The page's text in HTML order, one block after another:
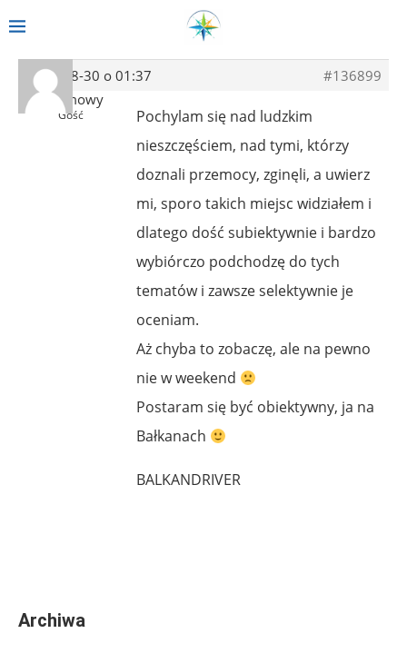
2013-08-30 o 01:37
#136899
Anonimowy
Gość
Pochylam się nad ludzkim
nieszczęściem, nad tymi, którzy
doznali przemocy, zginęli, a uwierz
mi, sporo takich miejsc widziałem i
dlatego dość subiektywnie i bardzo
wybiórczo podchodzę do tych
tematów i zawsze selektywnie je
oceniam.
Aż chyba to zobaczę, ale na pewno
nie w weekend
Postaram się być obiektywny, ja na
Bałkanach
BALKANDRIVER
Archiwa